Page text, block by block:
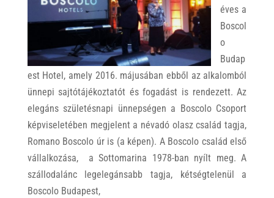
éves a
Boscol
o
Budap
est Hotel, amely 2016. májusában ebből az alkalomból
ünnepi sajtótájékoztatót és fogadást is rendezett. Az
elegáns születésnapi ünnepségen a Boscolo Csoport
képviseletében megjelent a névadó olasz család tagja,
Romano Boscolo úr is (a képen). A Boscolo család első
vállalkozása, a Sottomarina 1978-ban nyílt meg. A
szállodalánc legelegánsabb tagja, kétségtelenül a
Boscolo Budapest,